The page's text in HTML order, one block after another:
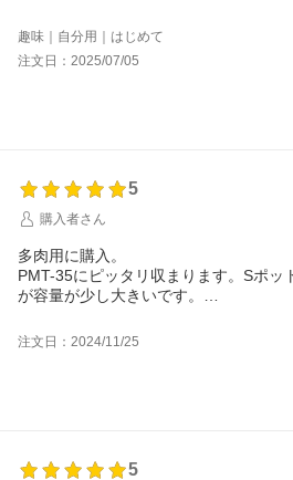
趣味｜自分用｜はじめて
注文日：2025/07/05
5
購入者さん
多肉用に購入。
PMT-35にピッタリ収まります。Sポッ
が容量が少し大きいです。
多肉鉢は白で統一しているので白があ
注文日：2024/11/25
5